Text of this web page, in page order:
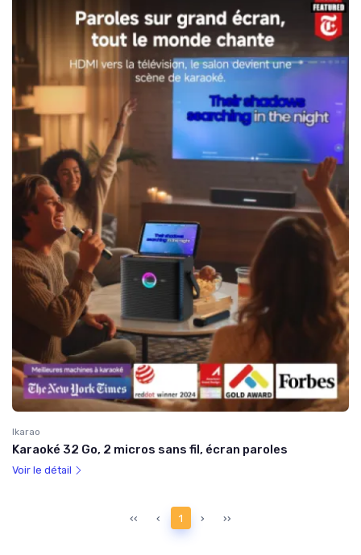
Ikarao
Karaoké 32 Go, 2 micros sans fil, écran paroles
Voir le détail
‹‹ ‹ 1 › ››